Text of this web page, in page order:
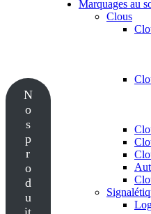
N
o
s
p
r
o
d
u
Marquages au
Clous